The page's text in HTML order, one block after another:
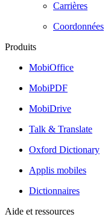
Carrières
Coordonnées
Produits
MobiOffice
MobiPDF
MobiDrive
Talk & Translate
Oxford Dictionary
Applis mobiles
Dictionnaires
Aide et ressources